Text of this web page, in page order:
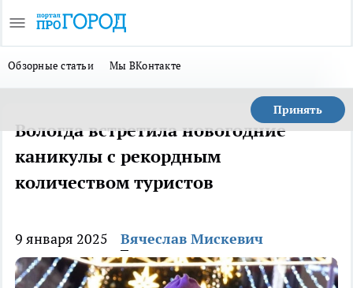
Обзорные статьи Мы ВКонтакте
Принять
Вологда встретила новогодние
каникулы с рекордным
количеством туристов
9 января 2025 Вячеслав Мискевич